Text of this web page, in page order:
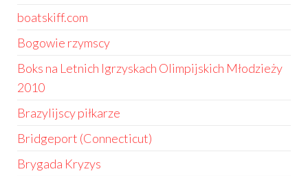
boatskiff.com
Bogowie rzymscy
Boks na Letnich Igrzyskach Olimpijskich Młodzieży
2010
Brazylijscy piłkarze
Bridgeport (Connecticut)
Brygada Kryzys